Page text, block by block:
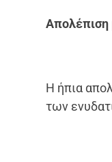
Απολέπιση
Η ήπια
των